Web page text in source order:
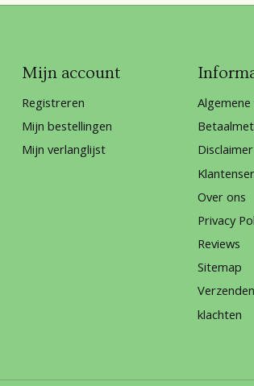
Mijn account
Registreren
Mijn bestellingen
Mijn verlanglijst
Disclaimer
Over ons
Privacy
Reviews
Sitemap
klachten